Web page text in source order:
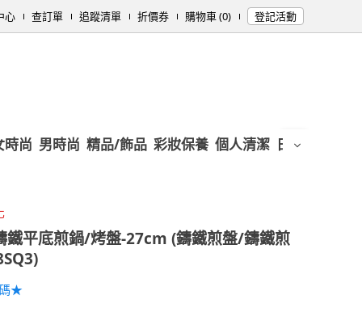
心 查訂單 追蹤清單 折價券 購物車 (0) 登記活動
時尚 男時尚 精品/飾品 彩妝保養 個人清潔 日用/紙品
鐵平底煎鍋/烤盤-27cm (鑄鐵煎盤/鑄鐵煎
★